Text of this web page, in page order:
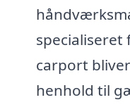
specialiseret
carport
henhold til